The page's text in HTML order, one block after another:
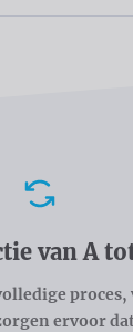
van A
ervoor